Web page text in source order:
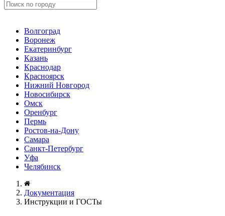
Волгоград
Воронеж
Екатеринбург
Казань
Краснодар
Красноярск
Нижний Новгород
Новосибирск
Омск
Оренбург
Пермь
Ростов-на-Дону
Самара
Санкт-Петербург
Уфа
Челябинск
Документация
Инструкции и ГОСТы